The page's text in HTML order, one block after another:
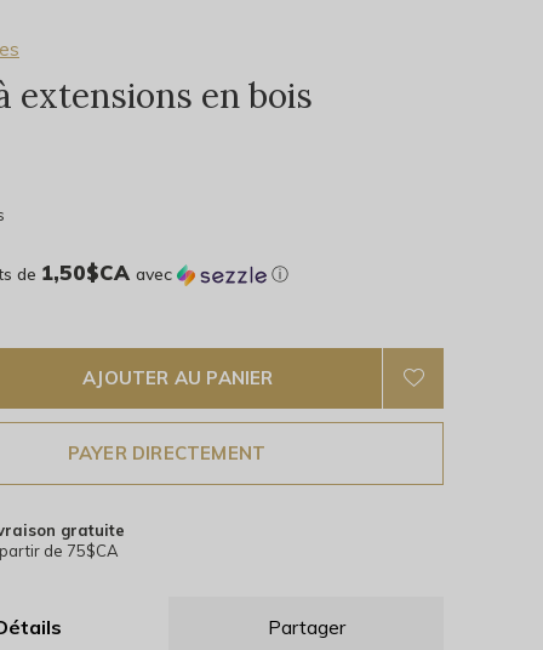
extensions en bois
de 1,50$CA avec ⓘ
AJOUTER AU PANIER
PAYER DIRECTEMENT
gratuite
de 75$CA
Partager